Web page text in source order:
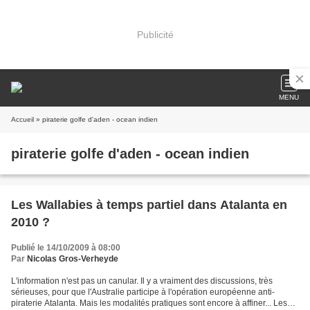
Publicité
MENU
Accueil » piraterie golfe d'aden - ocean indien
piraterie golfe d'aden - ocean indien
Les Wallabies à temps partiel dans Atalanta en
2010 ?
Publié le 14/10/2009 à 08:00
Par Nicolas Gros-Verheyde
L'information n'est pas un canular. Il y a vraiment des discussions, très
sérieuses, pour que l'Australie participe à l'opération européenne anti-
piraterie Atalanta. Mais les modalités pratiques sont encore à affiner... Les